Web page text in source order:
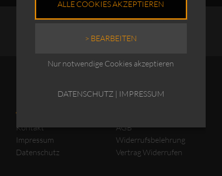
Kontakt
Impressum
Datenschutz
AGB
Widerrufsbelehrung
Vertrag Widerrufen
ALLE COOKIES AKZEPTIEREN
> BEARBEITEN
Nur notwendige Cookies akzeptieren
DATENSCHUTZ | IMPRESSUM